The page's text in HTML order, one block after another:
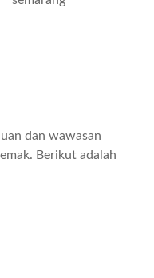
dan wawasan
Berikut adalah